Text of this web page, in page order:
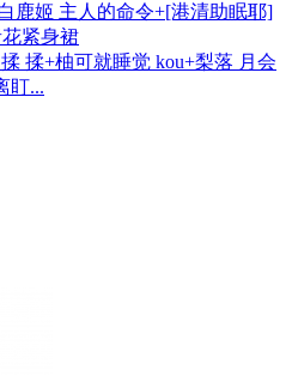
鹿姬 主人的命令+[港清助眠耶]
紧身裙
揉+柚可就睡觉 kou+梨落 月会
盯...